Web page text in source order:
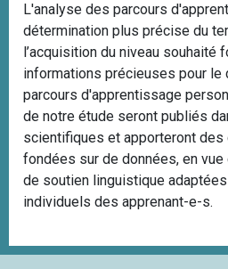
L'analyse des parcours
détermination plus précise du
l’acquisition du niveau souhaité
informations précieuses pour le
parcours d'apprentissage
de notre étude seront publiés
scientifiques et apporteront
fondées sur de données, en
de soutien linguistique
individuels des apprenant-e-s.